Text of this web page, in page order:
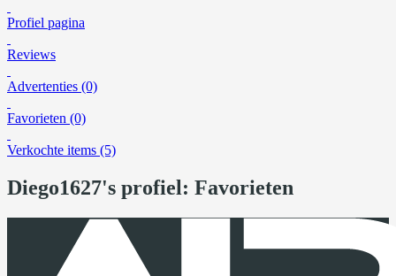
Profiel pagina
Reviews
Advertenties (0)
Favorieten (0)
Verkochte items (5)
Diego1627's profiel: Favorieten